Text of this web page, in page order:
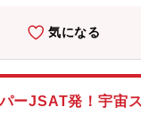
会計業務全般（税務申告
した提案業務 【具体的に
ー業務、顧問先への税務
ただきます。 希望者は資
件にもチャレンジできま
ネーフォワード・freee
きパートナーズ株式会社
気になる
ーJSAT発！宇宙